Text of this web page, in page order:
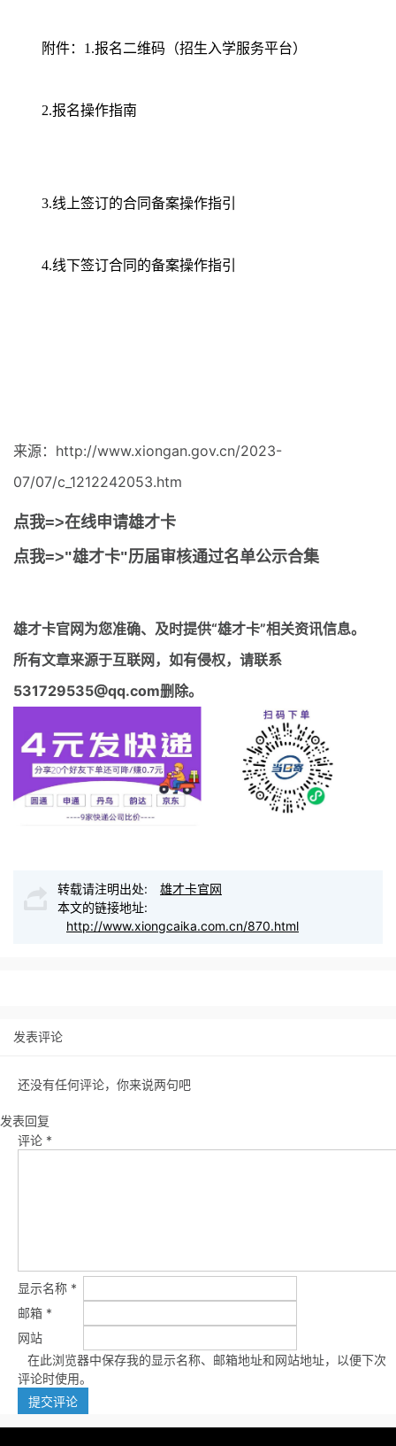
附件：1.报名二维码（招生入学服务平台）
2.报名操作指南
3.线上签订的合同备案操作指引
4.线下签订合同的备案操作指引
来源：http://www.xiongan.gov.cn/2023-
07/07/c_1212242053.htm
点我=>在线申请雄才卡
点我=>"雄才卡"历届审核通过名单公示合集
雄才卡官网为您准确、及时提供“雄才卡”相关资讯信息。
所有文章来源于互联网，如有侵权，请联系
531729535@qq.com删除。
转载请注明出处:
雄才卡官网
本文的链接地址:
http://www.xiongcaika.com.cn/870.html
发表评论
还没有任何评论，你来说两句吧
发表回复
评论 *
显示名称 *
邮箱 *
网站
在此浏览器中保存我的显示名称、邮箱地址和网站地址，以便下次
评论时使用。